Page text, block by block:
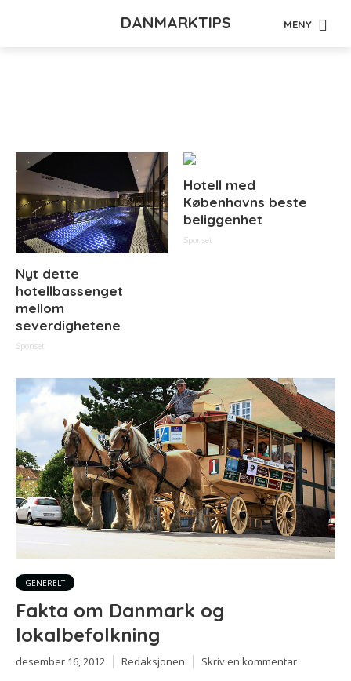
DANMARKTIPS MENY
Nyt dette
hotellbassenget
mellom
severdighetene
Sponset
Hotell med
Københavns beste
beliggenhet
Sponset
GENERELT
Fakta om Danmark og
lokalbefolkning
desember 16, 2012 Redaksjonen Skriv en kommentar